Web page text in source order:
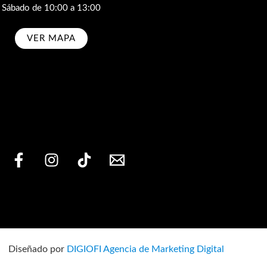
Sábado de 10:00 a 13:00
VER MAPA
Diseñado por DIGIOFI Agencia de Marketing Digital